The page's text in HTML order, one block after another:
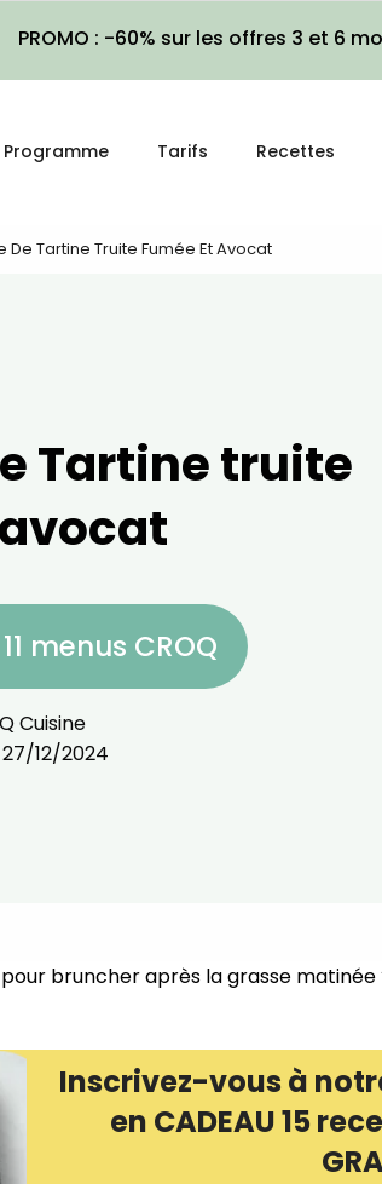
PROMO : -60% sur les offres 3 et 6
Programme Tarifs Recettes
De Tartine Truite Fumée Et Avocat
Tartine truite
menus CROQ
Cuisine
27/12/2024
bruncher après la grasse matinée
Inscrivez-vous à
en CADEAU 15